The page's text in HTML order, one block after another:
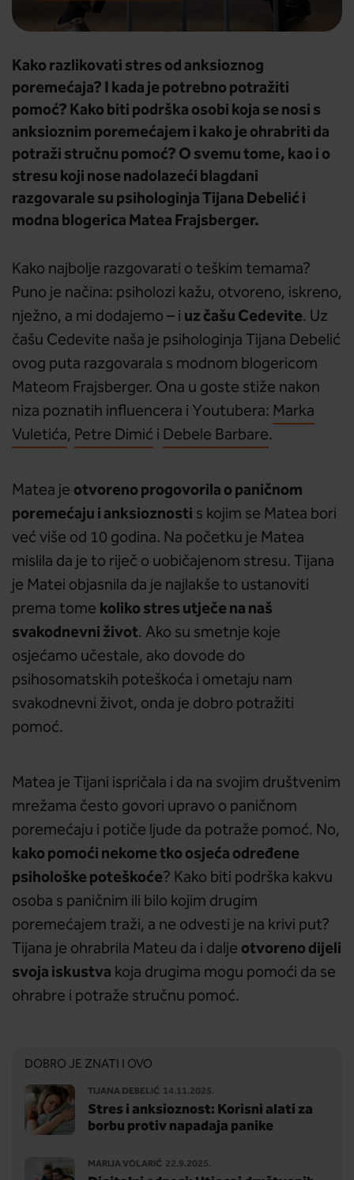
Kako razlikovati stres od anksioznog
poremećaja? I kada je potrebno potražiti
pomoć? Kako biti podrška osobi koja se nosi s
anksioznim poremećajem i kako je ohrabriti da
potraži stručnu pomoć? O svemu tome, kao i o
stresu koji nose nadolazeći blagdani
razgovarale su psihologinja Tijana Debelić i
modna blogerica Matea Frajsberger.
Kako najbolje razgovarati o teškim temama?
Puno je načina: psiholozi kažu, otvoreno, iskreno,
nježno, a mi dodajemo – i uz čašu Cedevite. Uz
čašu Cedevite naša je psihologinja Tijana Debelić
ovog puta razgovarala s modnom blogericom
Mateom Frajsberger. Ona u goste stiže nakon
niza poznatih influencera i Youtubera: Marka
Vuletića, Petre Dimić i Debele Barbare.
Matea je otvoreno progovorila o paničnom
poremećaju i anksioznosti s kojim se Matea bori
već više od 10 godina. Na početku je Matea
mislila da je to riječ o uobičajenom stresu. Tijana
je Matei objasnila da je najlakše to ustanoviti
prema tome koliko stres utječe na naš
svakodnevni život. Ako su smetnje koje
osjećamo učestale, ako dovode do
psihosomatskih poteškoća i ometaju nam
svakodnevni život, onda je dobro potražiti
pomoć.
Matea je Tijani ispričala i da na svojim društvenim
mrežama često govori upravo o paničnom
poremećaju i potiče ljude da potraže pomoć. No,
kako pomoći nekome tko osjeća određene
psihološke poteškoće? Kako biti podrška kakvu
osoba s paničnim ili bilo kojim drugim
poremećajem traži, a ne odvesti je na krivi put?
Tijana je ohrabrila Mateu da i dalje otvoreno dijeli
svoja iskustva koja drugima mogu pomoći da se
ohrabre i potraže stručnu pomoć.
DOBRO JE ZNATI I OVO
TIJANA DEBELIĆ 14.11.2025.
Stres i anksioznost: Korisni alati za
borbu protiv napadaja panike
MARIJA VOLARIĆ 22.9.2025.